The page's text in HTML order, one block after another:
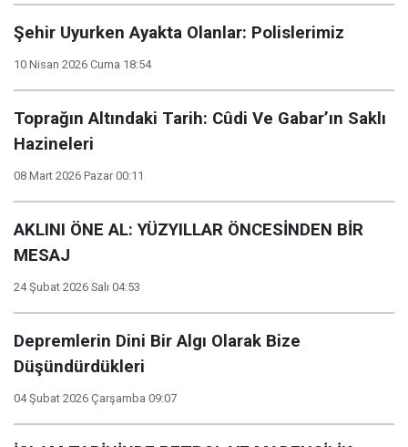
Şehir Uyurken Ayakta Olanlar: Polislerimiz
10 Nisan 2026 Cuma 18:54
Toprağın Altındaki Tarih: Cûdi Ve Gabar’ın Saklı
Hazineleri
08 Mart 2026 Pazar 00:11
AKLINI ÖNE AL: YÜZYILLAR ÖNCESİNDEN BİR
MESAJ
24 Şubat 2026 Salı 04:53
Depremlerin Dini Bir Algı Olarak Bize
Düşündürdükleri
04 Şubat 2026 Çarşamba 09:07